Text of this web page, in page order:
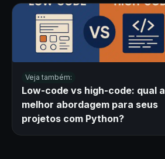
Veja também:
Low-code vs high-code: qual a
melhor abordagem para seus
projetos com Python?